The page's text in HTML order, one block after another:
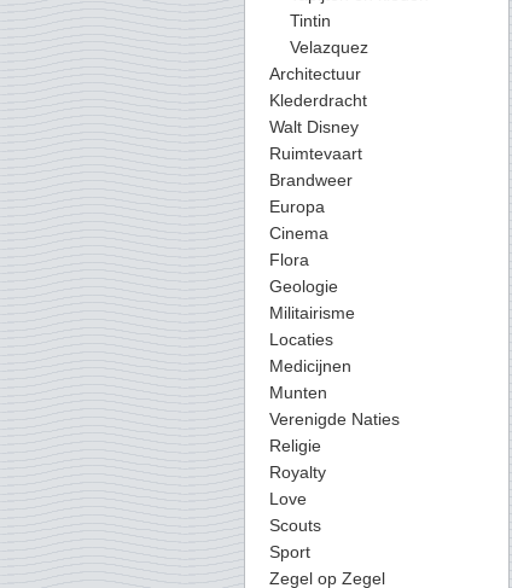
Tintin
Velazquez
Architectuur
Klederdracht
Walt Disney
Ruimtevaart
Brandweer
Europa
Cinema
Flora
Geologie
Militairisme
Locaties
Medicijnen
Munten
Verenigde Naties
Religie
Royalty
Love
Scouts
Sport
Zegel op Zegel